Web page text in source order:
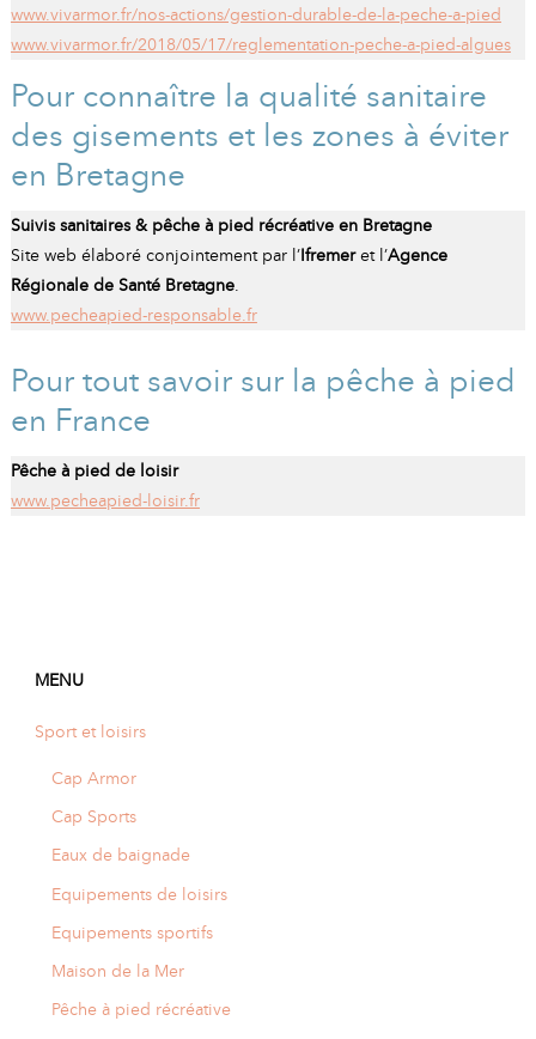
www.vivarmor.fr/nos-actions/gestion-durable-de-la-peche-a-pied
www.vivarmor.fr/2018/05/17/reglementation-peche-a-pied-algues
Pour connaître la qualité sanitaire
des gisements et les zones à éviter
en Bretagne
Suivis sanitaires & pêche à pied récréative en Bretagne
Site web élaboré conjointement par l’Ifremeret l’Agence
Régionale de Santé Bretagne.
www.pecheapied-responsable.fr
Pour tout savoir sur la pêche à pied
en France
Pêche à pied de loisir
www.pecheapied-loisir.fr
MENU
Sport et loisirs
Cap Armor
Cap Sports
Eaux de baignade
Equipements de loisirs
Equipements sportifs
Maison de la Mer
Pêche à pied récréative